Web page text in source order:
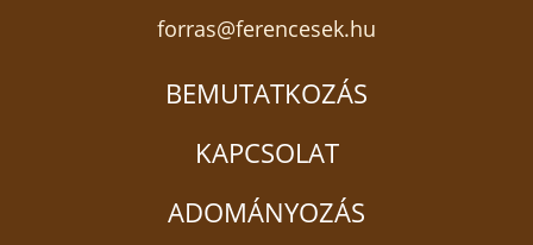
forras@ferencesek.hu
BEMUTATKOZÁS
KAPCSOLAT
ADOMÁNYOZÁS